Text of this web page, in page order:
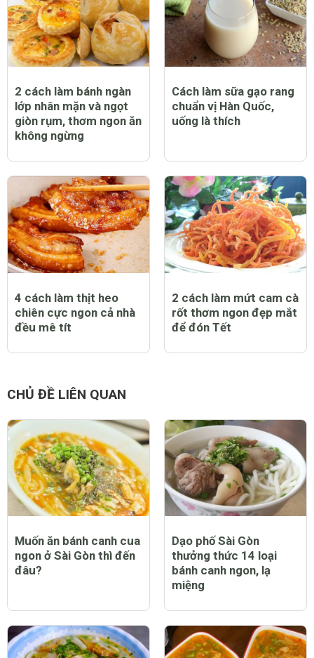
2 cách làm bánh ngàn
lớp nhân mặn và ngọt
giòn rụm, thơm ngon ăn
không ngừng
Cách làm sữa gạo rang
chuẩn vị Hàn Quốc,
uống là thích
4 cách làm thịt heo
chiên cực ngon cả nhà
đều mê tít
2 cách làm mứt cam cà
rốt thơm ngon đẹp mắt
để đón Tết
CHỦ ĐỀ LIÊN QUAN
Muốn ăn bánh canh cua
ngon ở Sài Gòn thì đến
đâu?
Dạo phố Sài Gòn
thưởng thức 14 loại
bánh canh ngon, lạ
miệng